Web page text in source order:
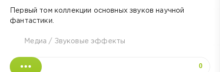
Первый том коллекции основных звуков научной
фантастики.
Медиа / Звуковые эффекты
0